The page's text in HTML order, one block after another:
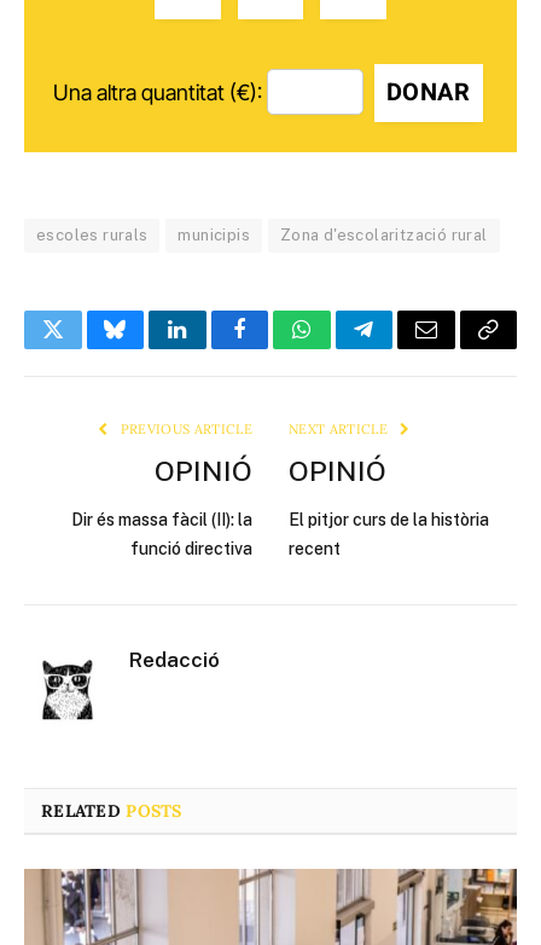
Una altra quantitat (€): DONAR
escoles rurals municipis Zona d'escolarització rural
TwitterBlueskyLinkedInFacebookWhatsAppTelegramEmail Copy
PREVIOUS ARTICLE
OPINIÓ
Dir és massa fàcil (II): la
funció directiva
NEXT ARTICLE
OPINIÓ
El pitjor curs de la història
recent
Redacció
RELATEDPOSTS